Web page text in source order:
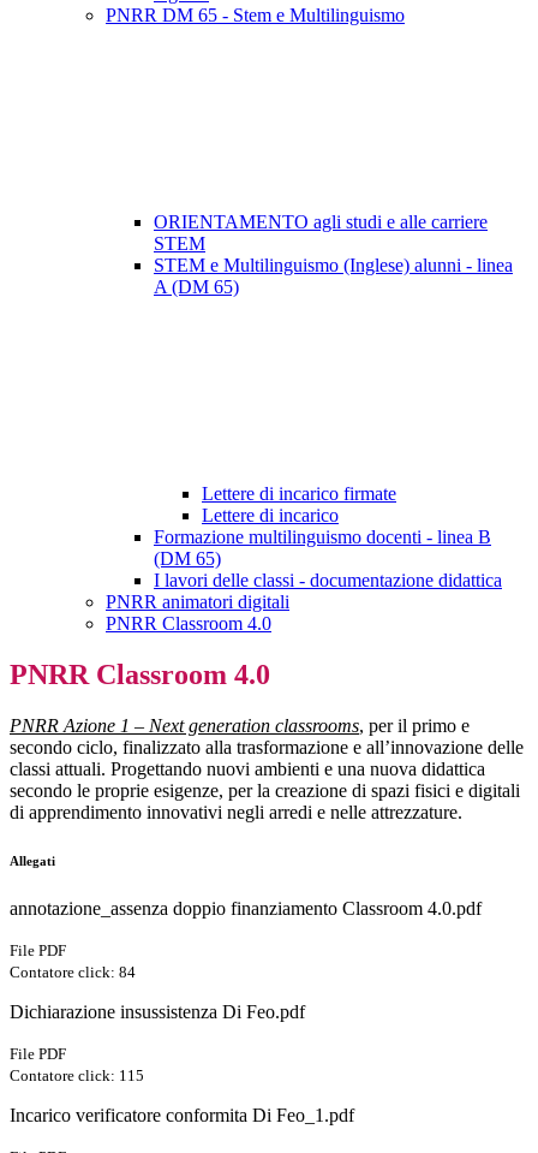
PNRR DM 65 - Stem e Multilinguismo
ORIENTAMENTO agli studi e alle carriere
STEM
STEM e Multilinguismo (Inglese) alunni - linea
A (DM 65)
Lettere di incarico firmate
Lettere di incarico
Formazione multilinguismo docenti - linea B
(DM 65)
I lavori delle classi - documentazione didattica
PNRR animatori digitali
PNRR Classroom 4.0
PNRR Classroom 4.0
PNRR Azione 1 – Next generation classrooms, per il primo e
secondo ciclo, finalizzato alla trasformazione e all’innovazione delle
classi attuali. Progettando nuovi ambienti e una nuova didattica
secondo le proprie esigenze, per la creazione di spazi fisici e digitali
di apprendimento innovativi negli arredi e nelle attrezzature.
Allegati
annotazione_assenza doppio finanziamento Classroom 4.0.pdf
File PDF
Contatore click: 84
Dichiarazione insussistenza Di Feo.pdf
File PDF
Contatore click: 115
Incarico verificatore conformita Di Feo_1.pdf